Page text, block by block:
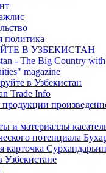
политика
В УЗБЕКИСТАН
- The Big Country
magazine
в Узбекистан
Trade Info
и материаллы
потенциала
карточка
Узбекистане